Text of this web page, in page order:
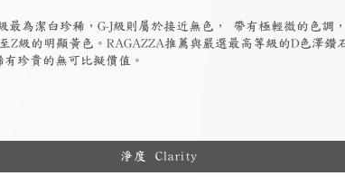
最為潔白珍稀，G-J級則屬於接近無色， 帶有極輕微的色調
Z級的明顯黃色。RAGAZZA推薦與嚴選最高等級的D色澤鑽
珍貴的無可比擬價值。
淨度 Clarity